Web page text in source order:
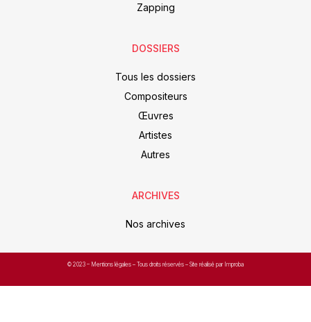
Zapping
DOSSIERS
Tous les dossiers
Compositeurs
Œuvres
Artistes
Autres
ARCHIVES
Nos archives
© 2023 – Mentions légales – Tous droits réservés – Site réalisé par Improba